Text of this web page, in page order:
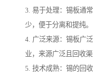
3. 易于处理：锡板通
少，便于分离和提纯。
4. 广泛来源：锡板广
业，来源广泛且回收渠
5. 技术成熟：锡的回